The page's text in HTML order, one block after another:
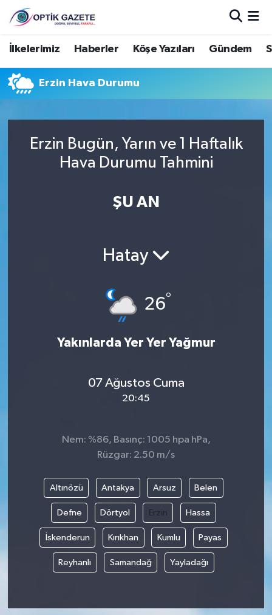
İlkelerimiz Haberler Köşe Yazıları Gündem
Erzin Hava Durumu
Erzin Bugün, Yarın ve 1 Haftalık
Hava Durumu Tahmini
ŞU AN
Hatay
26°
Yakınlarda Yer Yer Yağmur
07 Ağustos Cuma
20:45
Nem: %86, Basınç: 1005 hpa hPa,
Rüzgar: 2.50 m/s
Altınözü Antakya Arsuz Belen
Defne Dörtyol Erzin Hassa
İskenderun Kırıkhan Kumlu Payas
Reyhanlı Samandağ Yayladağı
Nöbetçi Eczaneler
Hava Durumu
Trafik Durumu
Süper Lig Puan Durumu ve Fikstür